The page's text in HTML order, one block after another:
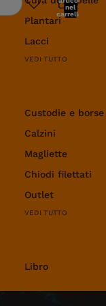
Plantari
Lacci
VEDI TUTTO
Custodie e
Calzini
Magliette
Chiodi filettati
Outlet
VEDI TUTTO
Libro
nel
carrello: